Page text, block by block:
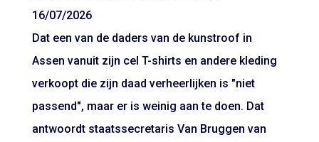
16/07/2026
Dat een van de daders van de kunstroof in
Assen vanuit zijn cel T-shirts en andere kleding
verkoopt die zijn daad verheerlijken is "niet
passend", maar er is weinig aan te doen. Dat
antwoordt staatssecretaris Van Bruggen van